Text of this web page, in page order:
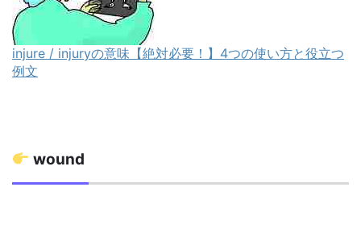
injure / injuryの意味【絶対必要！】4つの使い方と役立つ
例文
wound